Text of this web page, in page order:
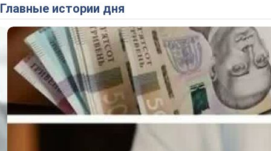
Главные истории дня